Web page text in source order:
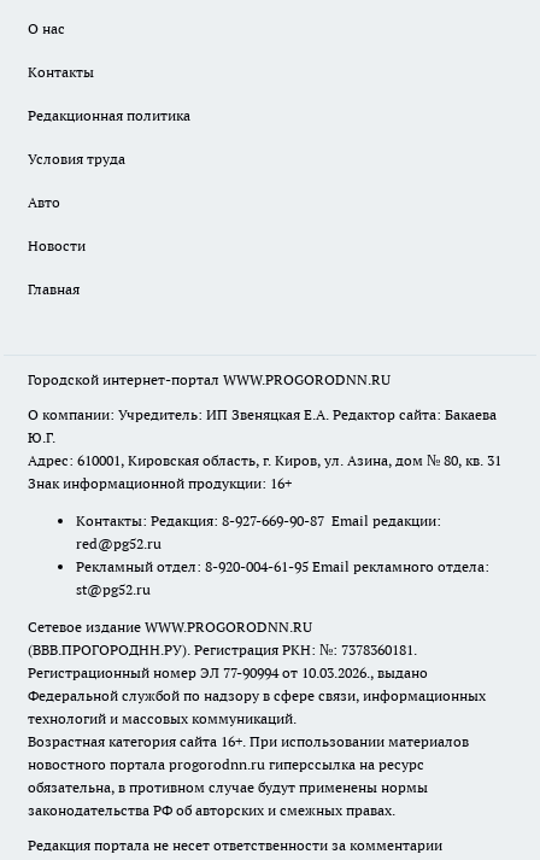
О нас
Контакты
Редакционная политика
Условия труда
Авто
Новости
Главная
Городской интернет-портал WWW.PROGORODNN.RU
О компании: Учредитель: ИП Звеняцкая Е.А. Редактор сайта: Бакаева
Ю.Г.
Адрес: 610001, Кировская область, г. Киров, ул. Азина, дом № 80, кв. 31
Знак информационной продукции: 16+
Контакты: Редакция: 8-927-669-90-87 Email редакции:
red@pg52.ru
Рекламный отдел: 8-920-004-61-95 Email рекламного отдела:
st@pg52.ru
Сетевое издание WWW.PROGORODNN.RU
(ВВВ.ПРОГОРОДНН.РУ). Регистрация РКН: №: 7378360181.
Регистрационный номер ЭЛ 77-90994 от 10.03.2026., выдано
Федеральной службой по надзору в сфере связи, информационных
технологий и массовых коммуникаций.
Возрастная категория сайта 16+. При использовании материалов
новостного портала progorodnn.ru гиперссылка на ресурс
обязательна, в противном случае будут применены нормы
законодательства РФ об авторских и смежных правах.
Редакция портала не несет ответственности за комментарии